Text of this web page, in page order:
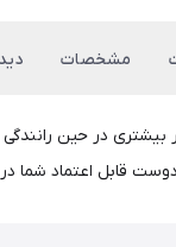
مشخصات
قابل اعتماد شما